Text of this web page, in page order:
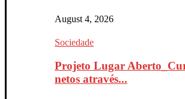
August 4, 2026
Sociedade
Projeto Lugar
netos através...